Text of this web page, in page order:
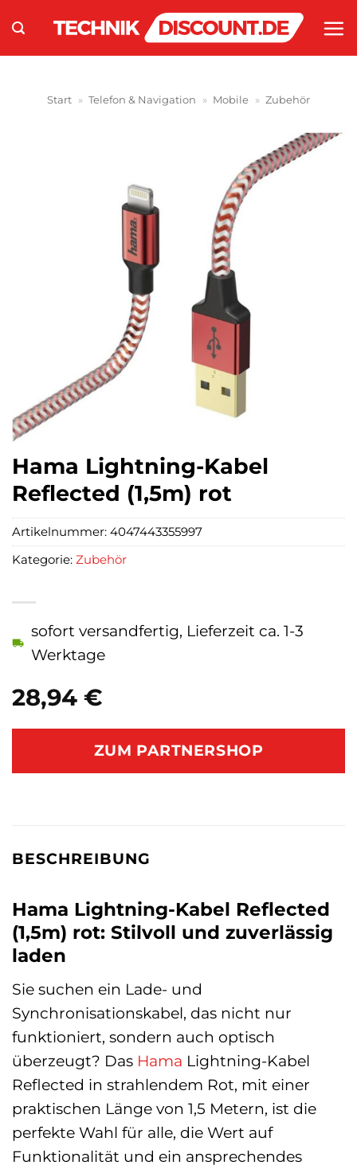
Inhalt
springen
Start » Telefon & Navigation » Mobile » Zubehör
Hama Lightning-Kabel
Reflected (1,5m) rot
28,94 €
sofort versandfertig, Lieferzeit ca. 1-3
Werktage
ZUM PARTNERSHOP
Artikelnummer: 4047443355997
Kategorie: Zubehör
BESCHREIBUNG
Hama Lightning-Kabel Reflected
(1,5m) rot: Stilvoll und zuverlässig
laden
Sie suchen ein Lade- und
Synchronisationskabel, das nicht nur
funktioniert, sondern auch optisch
überzeugt? Das Hama Lightning-Kabel
Reflected in strahlendem Rot, mit einer
praktischen Länge von 1,5 Metern, ist die
perfekte Wahl für alle, die Wert auf
Funktionalität und ein ansprechendes